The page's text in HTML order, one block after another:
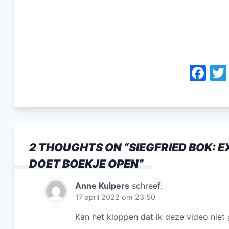
F
c
b
o
2 THOUGHTS ON “SIEGFRIED BOK:
DOET BOEKJE OPEN”
Anne Kuipers schreef:
17 april 2022 om 23:50
Kan het kloppen dat ik deze video niet